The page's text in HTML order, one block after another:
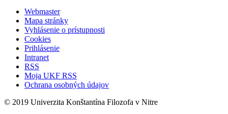
Webmaster
Mapa stránky
Vyhlásenie o prístupnosti
Cookies
Prihlásenie
Intranet
RSS
Moja UKF RSS
Ochrana osobných údajov
© 2019 Univerzita Konštantína Filozofa v Nitre